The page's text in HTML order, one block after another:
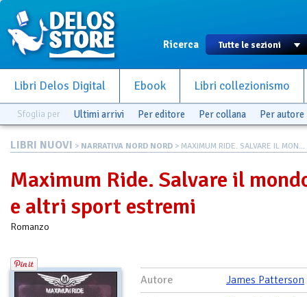
Ricerca
Libri Delos Digital Ebook Libri collezionismo
Sfoglia per Ultimi arrivi Per editore Per collana Per autore
LIBRI NUOVI > NARRATIVA NORD NORD > MAXIMUM RIDE. SALVARE IL MON...
Maximum Ride. Salvare il
e altri sport estremi
Romanzo
Autore
James Patterson